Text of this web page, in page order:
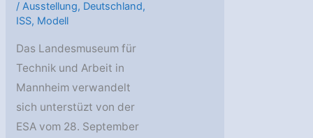
/Ausstellung, Deutschland,
ISS, Modell
Das Landesmuseum für
Technik und Arbeit in
Mannheim verwandelt
sich unterstüzt von der
ESA vom 28. September